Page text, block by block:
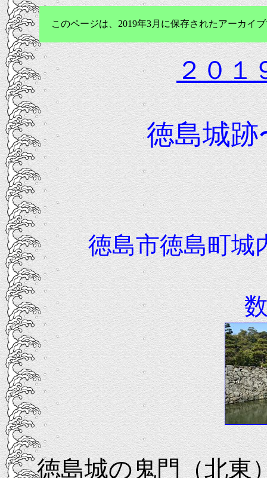
このページは、2019年3月に保存されたアーカイ
２０１
徳島城跡
徳島市徳島町城
徳島城の鬼門（北東